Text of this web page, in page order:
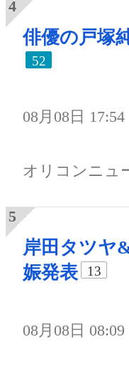
俳優の戸塚
52
08月08日 17:54
オリコンニュ
岸田タツヤ
娠発表
13
08月08日 08:09